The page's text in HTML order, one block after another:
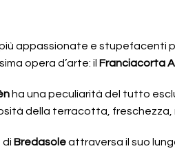
appassionate e stupefacenti
opera d’arte: il Franciacorta
ha una peculiarità del tutto
della terracotta,
di Bredasoleattraversa il suo